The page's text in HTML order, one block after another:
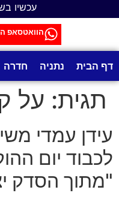
עכשיו
הוואטסאפ
דף הבית נתניה חדרה
תגית: על
עידן עמדי
לכבוד יום
"מתוך הסדק